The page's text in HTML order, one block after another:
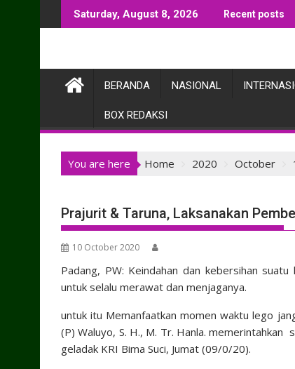
to
Saturday, August 8, 2026 Recent posts
BERANDA NASIONAL
BOX REDAKSI
You are here Home 2020 October
Prajurit & Taruna, Laksanakan
10 October 2020
Padang, PW: Keindahan dan kebersihan
untuk selalu merawat dan menjaganya.
untuk itu Memanfaatkan momen waktu lego
(P) Waluyo, S. H., M. Tr. Hanla.
geladak KRI Bima Suci, Jumat (09/0/20).